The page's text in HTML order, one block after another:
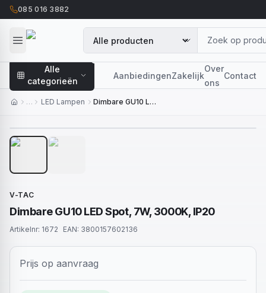
085 016 3882
Alle
categorieën
AanbiedingenZakelijk
Over
ons
Contact
… LED Lampen
Dimbare GU10 LED Spot, 7W, 3000K, IP20
V-TAC
Dimbare GU10 LED Spot, 7W, 3000K, IP20
Artikelnr: 1672 EAN: 3800157602136
Prijs op aanvraag